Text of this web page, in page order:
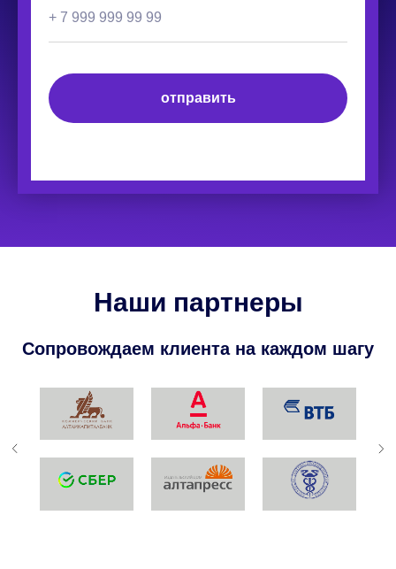
отправить
Наши партнеры
Сопровождаем клиента на каждом шагу